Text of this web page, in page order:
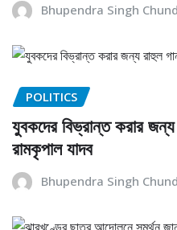
Bhupendra Singh
POLITICS
যুবকদের বিভ্রান্ত করার
রামকৃপাল যাদব
Bhupendra Singh